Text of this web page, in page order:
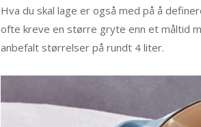
Hva du skal lage er også med på å
ofte kreve en større gryte enn et måltid
anbefalt størrelser på rundt 4 liter.